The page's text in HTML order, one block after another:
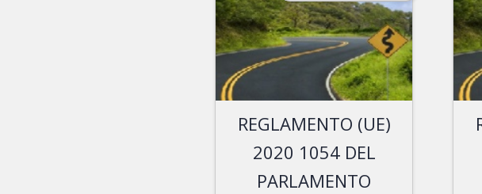
REGLAMENTO (UE)
2020 1054 DEL
PARLAMENTO